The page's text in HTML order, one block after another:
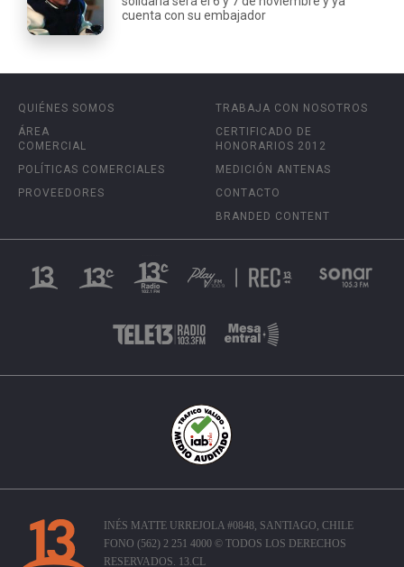
cuenta con su embajador
QUIÉNES SOMOS
ÁREA
COMERCIAL
POLÍTICAS COMERCIALES
PROVEEDORES
TRABAJA CON NOSOTROS
CERTIFICADO DE
HONORARIOS 2012
MEDICIÓN ANTENAS
CONTACTO
BRANDED CONTENT
INÉS MATTE URREJOLA #0848, SANTIAGO, CHILE
FONO (562) 2 251 4000 © TODOS LOS DERECHOS
RESERVADOS. 13.CL